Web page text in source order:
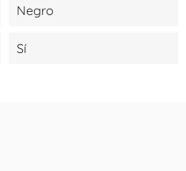
Negro
Sí